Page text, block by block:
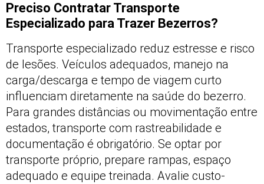
Preciso Contratar Transporte
Especializado para Trazer Bezerros?
Transporte especializado reduz estresse e risco
de lesões. Veículos adequados, manejo na
carga/descarga e tempo de viagem curto
influenciam diretamente na saúde do bezerro.
Para grandes distâncias ou movimentação entre
estados, transporte com rastreabilidade e
documentação é obrigatório. Se optar por
transporte próprio, prepare rampas, espaço
adequado e equipe treinada. Avalie custo-